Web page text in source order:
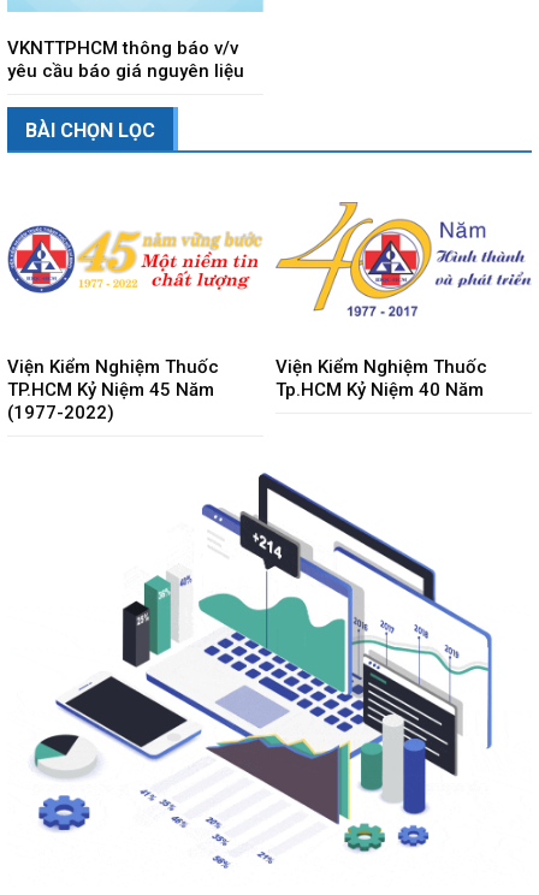
VKNTTPHCM thông báo v/v
yêu cầu báo giá nguyên liệu
BÀI CHỌN LỌC
Viện Kiểm Nghiệm Thuốc
TP.HCM Kỷ Niệm 45 Năm
(1977-2022)
Viện Kiểm Nghiệm Thuốc
Tp.HCM Kỷ Niệm 40 Năm